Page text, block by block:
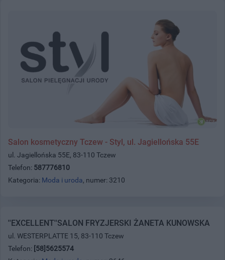
Salon kosmetyczny Tczew - Styl, ul. Jagiellońska 55E
ul. Jagiellońska 55E, 83-110 Tczew
Telefon: 587776810
Kategoria: Moda i uroda, numer: 3210
''EXCELLENT''SALON FRYZJERSKI ŻANETA KUNOWSKA
ul. WESTERPLATTE 15, 83-110 Tczew
Telefon: [58]5625574